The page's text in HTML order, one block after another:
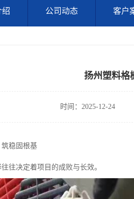
绍 公司动态 客户
扬州塑料格
时间：2025-12-24
稳固根基
往决定着项目的成败与长效。